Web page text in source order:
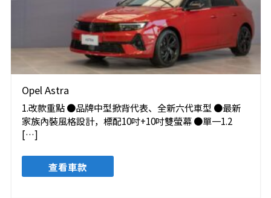
Opel Astra
1.改款重點 ●品牌中型掀背代表、全新六代車型 ●最新
家族內裝風格設計，標配10吋+10吋雙螢幕 ●單一1.2
[…]
查看車款